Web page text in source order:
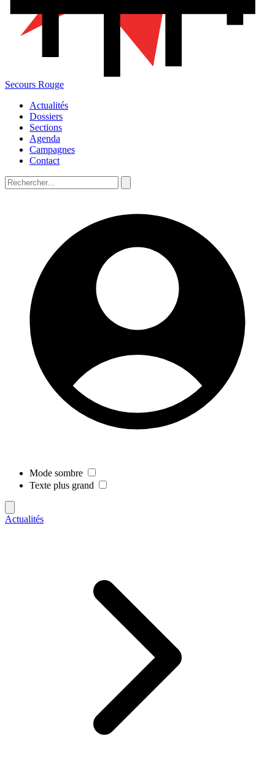
Secours Rouge
Actualités
Dossiers
Sections
Agenda
Campagnes
Contact
Mode sombre
Texte plus grand
Actualités